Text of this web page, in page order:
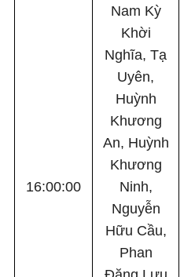
16:00:00
Nam Kỳ
Khời
Nghĩa, Tạ
Uyên,
Huỳnh
Khương
An, Huỳnh
Khương
Ninh,
Nguyễn
Hữu Cầu,
Phan
Đăng Lưu